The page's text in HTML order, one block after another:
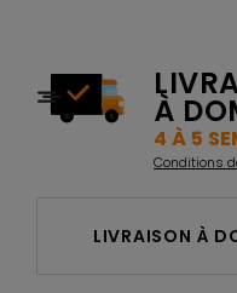
À
4 À 5
Conditions
LIVRAISON À